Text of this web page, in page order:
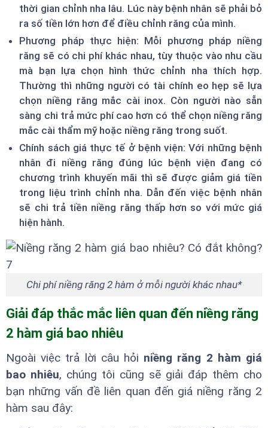
thời gian chỉnh nha lâu. Lúc này bệnh nhân sẽ phải bỏ
ra số tiền lớn hơn để điều chỉnh răng của mình.
Phương pháp thực hiện: Mỗi phương pháp niềng
răng sẽ có chi phí khác nhau, tùy thuộc vào nhu cầu
mà bạn lựa chọn hình thức chỉnh nha thích hợp.
Thường thì những người có tài chính eo hẹp sẽ lựa
chọn niềng răng mắc cài inox. Còn người nào sẵn
sàng chi trả mức phí cao hơn có thể chọn niềng răng
mắc cài thẩm mỹ hoặc niềng răng trong suốt.
Chính sách giá thực tế ở bệnh viện: Với những bệnh
nhân đi niềng răng đúng lúc bệnh viện đang có
chương trình khuyến mãi thì sẽ được giảm giá tiền
trong liệu trình chỉnh nha. Dẫn đến việc bệnh nhân
sẽ chi trả tiền niềng răng thấp hơn so với mức giá
hiện hành.
Chi phí niềng răng 2 hàm ở mỗi người khác nhau*
Giải đáp thắc mắc liên quan đến niềng răng
2 hàm giá bao nhiêu
Ngoài việc trả lời câu hỏi niềng răng 2 hàm giá
bao nhiêu, chúng tôi cũng sẽ giải đáp thêm cho
bạn những vấn đề liên quan đến giá niềng răng 2
hàm sau đây: